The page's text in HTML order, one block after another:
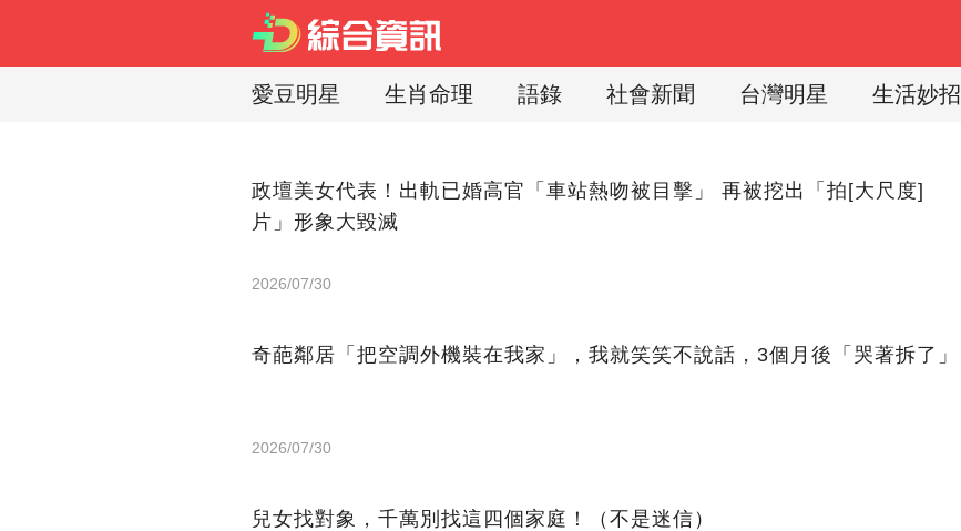
愛豆明星 生肖命理 語錄 社會新聞 台灣明星 生活妙招
政壇美女代表！出軌已婚高官「車站熱吻被目擊」 再被挖出「拍[大尺度]
片」形象大毀滅
2026/07/30
奇葩鄰居「把空調外機裝在我家」，我就笑笑不說話，3個月後「哭著拆了」
2026/07/30
兒女找對象，千萬別找這四個家庭！（不是迷信）